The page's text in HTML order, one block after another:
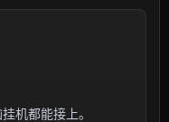
机都能接上。